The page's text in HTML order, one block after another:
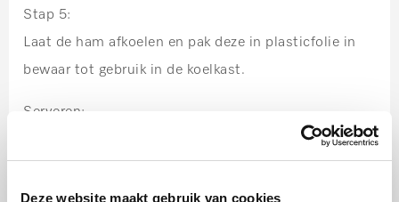
Deze website maakt gebruik van cookies
Stap 5:
Laat de ham afkoelen en pak deze in plasticfolie in
bewaar tot gebruik in de koelkast.
Serveren:
Grill het brioche brood droog in een grillpan en
ham en leg deze op het brioche brood. Maak de